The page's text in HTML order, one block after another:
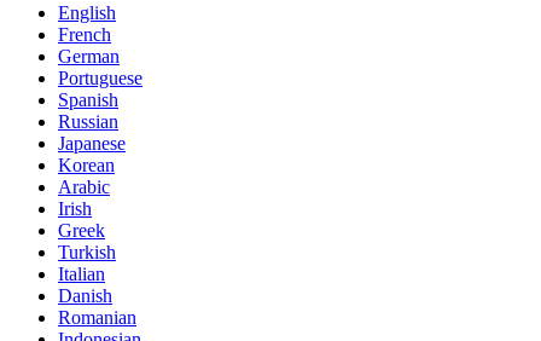
English
French
German
Portuguese
Spanish
Russian
Japanese
Korean
Arabic
Irish
Greek
Turkish
Italian
Danish
Romanian